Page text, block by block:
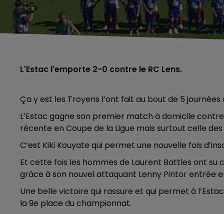
L'Estac l'emporte 2-0 contre le RC Lens.
Ça y est les Troyens l’ont fait au bout de 5 journées
L’Estac gagne son premier match à domicile
récente en Coupe de la Ligue mais surtout celle
C’est Kiki Kouyate qui permet une nouvelle fois
Et cette fois les hommes de Laurent Battles ont
grâce à son nouvel attaquant Lenny Pintor entrée
Une belle victoire qui rassure et qui permet à
la 9e place du championnat.